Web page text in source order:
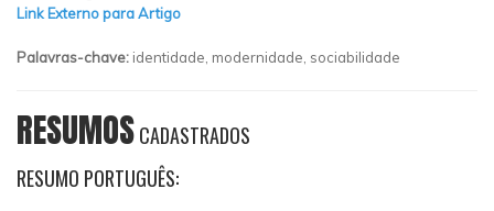
Link Externo para Artigo
Palavras-chave: identidade, modernidade, sociabilidade
RESUMOSCADASTRADOS
RESUMO PORTUGUÊS: